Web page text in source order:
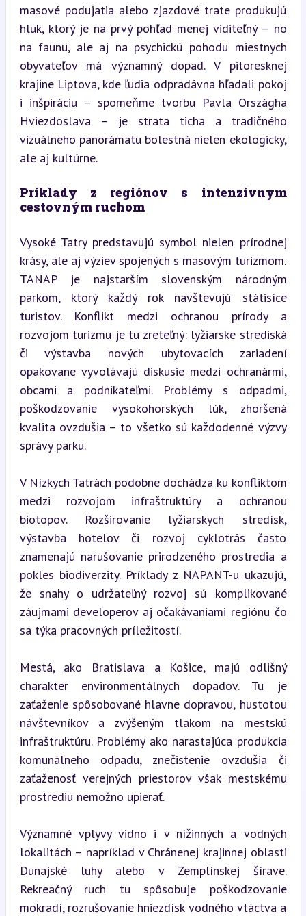
masové podujatia alebo zjazdové trate produkujú
hluk, ktorý je na prvý pohľad menej viditeľný – no
na faunu, ale aj na psychickú pohodu miestnych
obyvateľov má významný dopad. V pitoresknej
krajine Liptova, kde ľudia odpradávna hľadali pokoj
i inšpiráciu – spomeňme tvorbu Pavla Országha
Hviezdoslava – je strata ticha a tradičného
vizuálneho panorámatu bolestná nielen ekologicky,
ale aj kultúrne.
Príklady z regiónov s intenzívnym
cestovným ruchom
Vysoké Tatry predstavujú symbol nielen prírodnej
krásy, ale aj výziev spojených s masovým turizmom.
TANAP je najstarším slovenským národným
parkom, ktorý každý rok navštevujú státisíce
turistov. Konflikt medzi ochranou prírody a
rozvojom turizmu je tu zreteľný: lyžiarske strediská
či výstavba nových ubytovacích zariadení
opakovane vyvolávajú diskusie medzi ochranármi,
obcami a podnikateľmi. Problémy s odpadmi,
poškodzovanie vysokohorských lúk, zhoršená
kvalita ovzdušia – to všetko sú každodenné výzvy
správy parku.
V Nízkych Tatrách podobne dochádza ku konfliktom
medzi rozvojom infraštruktúry a ochranou
biotopov. Rozširovanie lyžiarskych stredísk,
výstavba hotelov či rozvoj cyklotrás často
znamenajú narušovanie prirodzeného prostredia a
pokles biodiverzity. Príklady z NAPANT-u ukazujú,
že snahy o udržateľný rozvoj sú komplikované
záujmami developerov aj očakávaniami regiónu čo
sa týka pracovných príležitostí.
Mestá, ako Bratislava a Košice, majú odlišný
charakter environmentálnych dopadov. Tu je
zaťaženie spôsobované hlavne dopravou, hustotou
návštevníkov a zvýšeným tlakom na mestskú
infraštruktúru. Problémy ako narastajúca produkcia
komunálneho odpadu, znečistenie ovzdušia či
zaťaženosť verejných priestorov však mestskému
prostrediu nemožno upierať.
Významné vplyvy vidno i v nížinných a vodných
lokalitách – napríklad v Chránenej krajinnej oblasti
Dunajské luhy alebo v Zemplínskej šírave.
Rekreačný ruch tu spôsobuje poškodzovanie
mokradí, rozrušovanie hniezdísk vodného vtáctva a